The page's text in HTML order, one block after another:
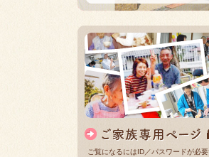
ご覧になるにはID／パスワードが必要